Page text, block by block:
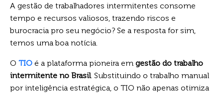
A gestão de trabalhadores intermitentes consome
tempo e recursos valiosos, trazendo riscos e
burocracia pro seu negócio? Se a resposta for sim,
temos uma boa notícia.
O TIO é a plataforma pioneira em gestão do trabalho
intermitente no Brasil. Substituindo o trabalho manual
por inteligência estratégica, o TIO não apenas otimiza